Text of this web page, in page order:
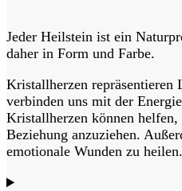
Jeder Heilstein ist ein
daher in Form und Farbe.
Kristallherzen repräsentieren
verbinden uns mit der
Kristallherzen können helfen,
Beziehung anzuziehen.
emotionale Wunden zu heilen.